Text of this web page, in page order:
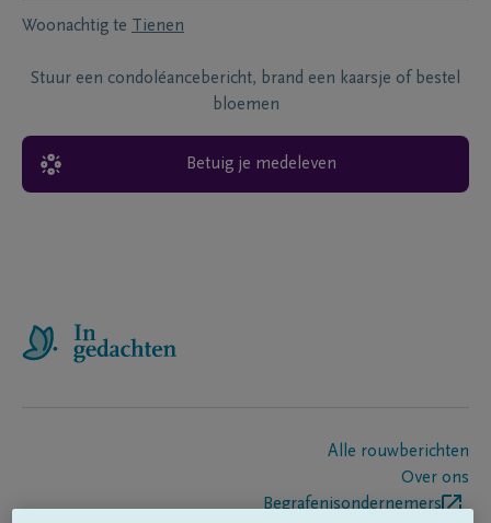
Woonachtig te Tienen
Stuur een condoléancebericht, brand een kaarsje of bestel
bloemen
Betuig je medeleven
Alle rouwberichten
Over ons
Begrafenisondernemers